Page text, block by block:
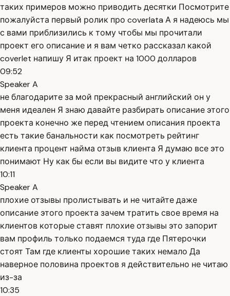
таких примеров можно приводить десятки Посмотрите
пожалуйста первый ролик про coverlata А я надеюсь мы
с вами приблизились к тому чтобы мы прочитали
проект его описание и я вам четко рассказал какой
coverlet напишу Я итак проект на 1000 долларов
09:52
Speaker A
не благодарите за мой прекрасный английский он у
меня идеален Я знаю давайте разбирать описание этого
проекта конечно же перед чтением описания проекта
есть такие банальности как посмотреть рейтинг
клиента процент найма отзыв клиента Я думаю все это
понимают Ну как бы если вы видите что у клиента
10:11
Speaker A
плохие отзывы пролистывать и не читайте даже
описание этого проекта зачем тратить свое время на
клиентов которые ставят плохие отзывы это запорит
вам профиль только подаемся туда где Пятерочки
стоят Там где клиенты хорошие таких немало Да
наверное половина проектов я действительно не читаю
из-за
10:35